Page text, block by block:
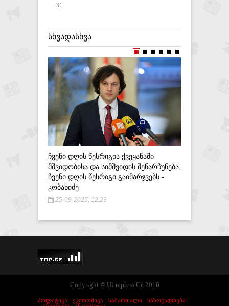
31
ᲡᲮᲕᲐᲓᲐᲡᲮᲕᲐ
ᲩᲕᲔᲜᲘ ᲓᲦᲘᲡ ᲬᲔᲡᲠᲘᲒᲘᲐ ᲥᲕᲔᲧᲐᲜᲐᲨᲘ
ᲛᲨᲕᲘᲓᲝᲑᲘᲡᲐ ᲓᲐ ᲡᲘᲛᲨᲕᲘᲓᲘᲡ ᲨᲔᲜᲐᲠᲩᲣᲜᲔᲑᲐ,
ᲩᲕᲔᲜᲘ ᲓᲦᲘᲡ ᲬᲔᲡᲠᲘᲒᲘ ᲒᲐᲘᲛᲐᲠᲯᲕᲔᲑᲡ -
ᲙᲝᲑᲐᲮᲘᲫᲔ
25-09-2025, 12:23
Copyright © Ultrapress.Ge 2016
ᲞᲝᲚᲘᲢᲘᲙᲐ ᲔᲙᲝᲜᲝᲛᲘᲙᲐ ᲡᲐᲛᲐᲠᲗᲐᲚᲘ
ᲡᲐᲖᲝᲒᲐᲓᲝᲔᲑᲐ